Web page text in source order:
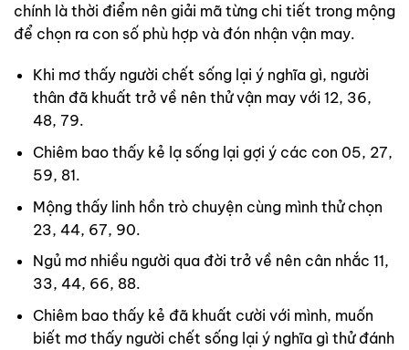
chính là thời điểm nên giải mã từng chi tiết trong mộng
để chọn ra con số phù hợp và đón nhận vận may.
Khi mơ thấy người chết sống lại ý nghĩa gì, người
thân đã khuất trở về nên thử vận may với 12, 36,
48, 79.
Chiêm bao thấy kẻ lạ sống lại gợi ý các con 05, 27,
59, 81.
Mộng thấy linh hồn trò chuyện cùng mình thử chọn
23, 44, 67, 90.
Ngủ mơ nhiều người qua đời trở về nên cân nhắc 11,
33, 44, 66, 88.
Chiêm bao thấy kẻ đã khuất cười với mình, muốn
biết mơ thấy người chết sống lại ý nghĩa gì thử đánh